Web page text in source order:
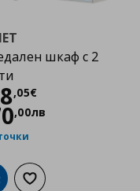
шкаф с 2
,05€
,00лв
в кошницата
Добави към